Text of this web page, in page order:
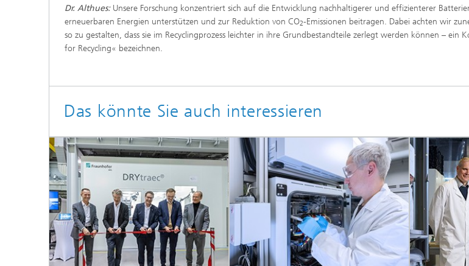
Dr. Althues:Unsere Forschung konzentriert sich auf die Entwicklung nachhaltigerer und effizienterer
erneuerbaren Energien unterstützen und zur Reduktion von CO2-Emissionen beitragen. Dabei achten wir
so zu gestalten, dass sie im Recyclingprozess leichter in ihre Grundbestandteile zerlegt werden können – ein
for Recycling« bezeichnen.
Das könnte Sie auch interessieren